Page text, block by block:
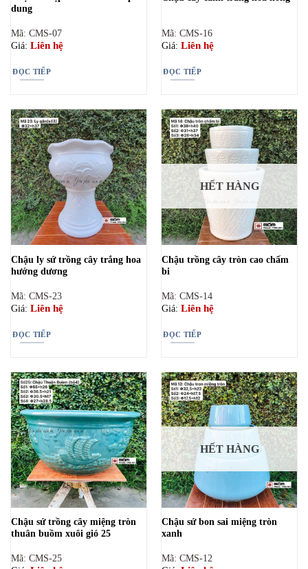
dung
Mã: CMS-07
Giá: Liên hệ
ĐỌC TIẾP
Mã: CMS-16
Giá: Liên hệ
ĐỌC TIẾP
Chậu ly sứ trồng cây trắng hoa
hướng dương
Mã: CMS-23
Giá: Liên hệ
ĐỌC TIẾP
HẾT HÀNG
Chậu trồng cây tròn cao chấm
bi
Mã: CMS-14
Giá: Liên hệ
ĐỌC TIẾP
Chậu sứ trồng cây miệng tròn
thuân buồm xuôi gió 25
Mã: CMS-25
HẾT HÀNG
Chậu sứ bon sai miệng tròn
xanh
Mã: CMS-12